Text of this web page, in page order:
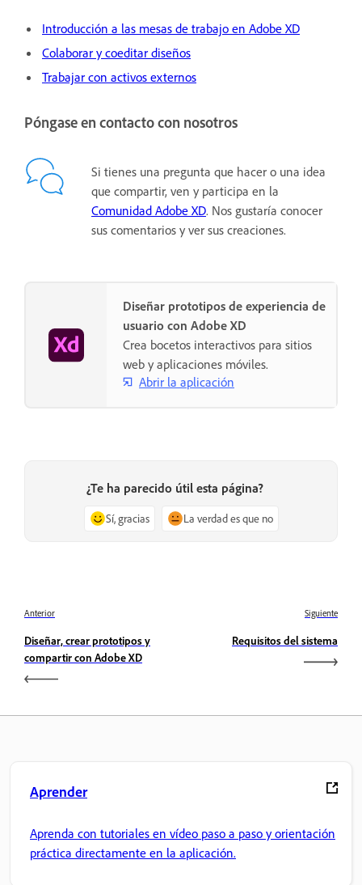
Introducción a las mesas de trabajo en Adobe XD
Colaborar y coeditar diseños
Trabajar con activos externos
Póngase en contacto con nosotros
Si tienes una pregunta que hacer o una idea
que compartir, ven y participa en la
Comunidad Adobe XD. Nos gustaría conocer
sus comentarios y ver sus creaciones.
Diseñar prototipos de experiencia de
usuario con Adobe XD
Crea bocetos interactivos para sitios
web y aplicaciones móviles.
Abrir la aplicación
¿Te ha parecido útil esta página?
Sí, gracias La verdad es que no
Anterior
Diseñar, crear prototipos y
compartir con Adobe XD
Siguiente
Requisitos del sistema
Aprender
Aprenda con tutoriales en vídeo paso a paso y orientación
práctica directamente en la aplicación.